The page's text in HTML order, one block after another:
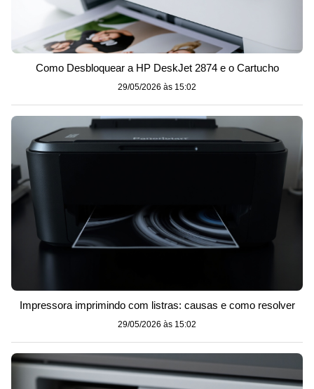
Como Desbloquear a HP DeskJet 2874 e o Cartucho
29/05/2026 às 15:02
Impressora imprimindo com listras: causas e como resolver
29/05/2026 às 15:02